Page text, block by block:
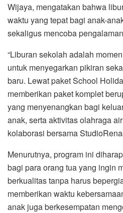
Wijaya, mengatakan bahwa
waktu yang tepat bagi anak-
sekaligus mencoba
“Liburan sekolah adalah
untuk menyegarkan pikiran
baru. Lewat paket School
memberikan paket komplet
yang menyenangkan bagi
anak, serta aktivitas olahraga
kolaborasi bersama
Menurutnya, program ini
bagi para orang tua yang ingin
berkualitas tanpa harus
memberikan waktu
anak juga berkesempatan